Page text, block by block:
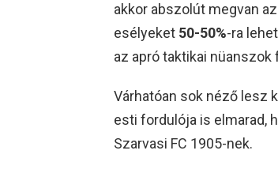
akkor abszolút megvan
esélyeket 50-50%-ra
az apró taktikai nüanszok
Várhatóan sok néző lesz
esti fordulója is elmarad,
Szarvasi FC 1905-nek.